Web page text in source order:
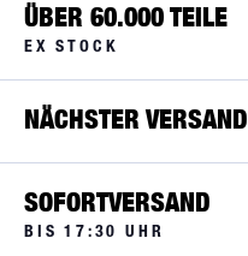
ÜBER 60.000 TEILE
EX STOCK
NÄCHSTER VERSAND
SOFORTVERSAND
BIS 17:30 UHR